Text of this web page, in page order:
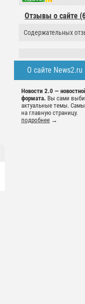
Отзывы о сайте
Содержательных
О сайте News2.ru
Новости 2.0 —
формата. Вы сами
актуальные темы.
на главную страницу.
подробнее →